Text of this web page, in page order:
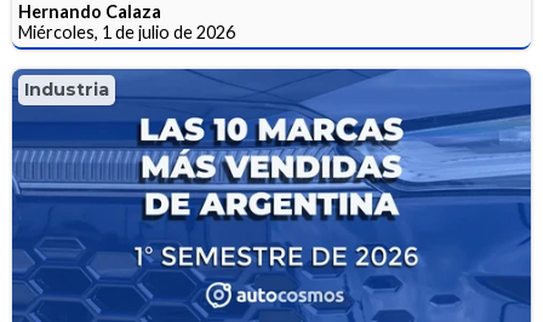
Hernando Calaza
Miércoles, 1 de julio de 2026
Industria